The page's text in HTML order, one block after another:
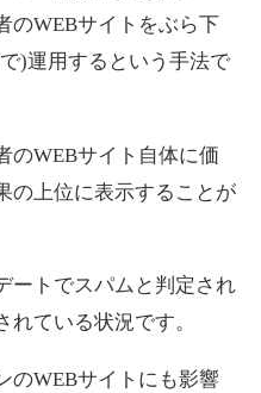
のWEBサイトをぶら下
)運用するという手法で
のWEBサイト自体に価
の上位に表示することが
ートでスパムと判定され
ている状況です。
のWEBサイトにも影響